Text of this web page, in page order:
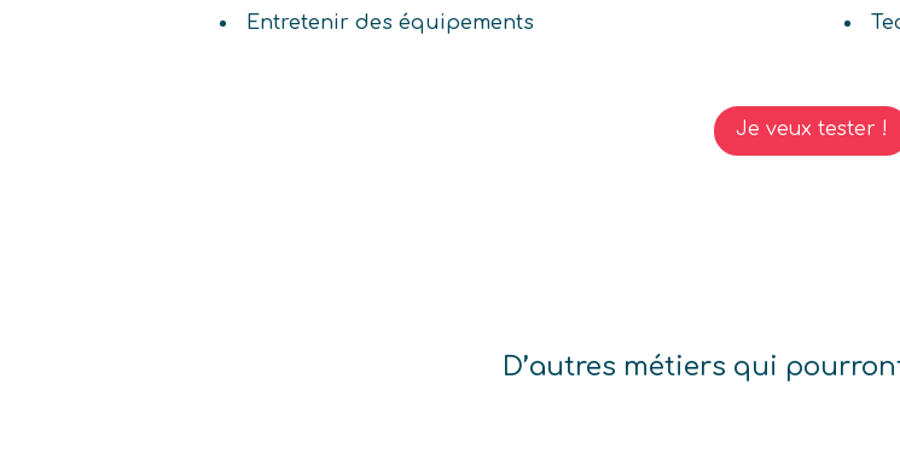
Entretenir des équipements
Je veux tester !
D’autres métiers qui